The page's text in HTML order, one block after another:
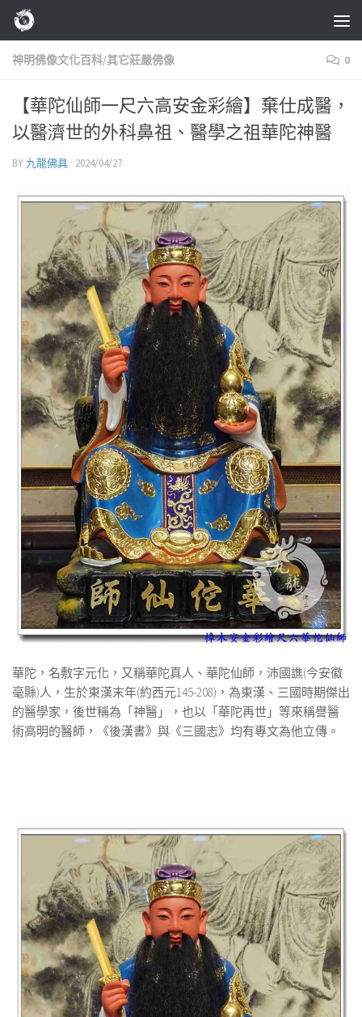
Skip to content
神明佛像文化百科/其它莊嚴佛像 0
【華陀仙師一尺六高安金彩繪】棄仕成醫，
以醫濟世的外科鼻祖、醫學之祖華陀神醫
BY 九龍佛具 · 2024/04/27
華陀，名敷字元化，又稱華陀真人、華陀仙師，沛國譙(今安徽
毫縣)人，生於東漢末年(約西元145-208)，為東漢、三國時期傑出
的醫學家，後世稱為「神醫」，也以「華陀再世」等來稱譽醫
術高明的醫師，《後漢書》與《三國志》均有專文為他立傳。